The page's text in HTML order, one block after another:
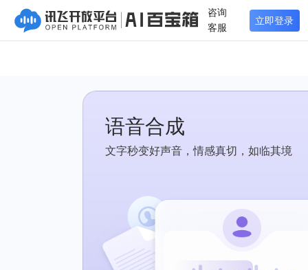
咨询
客服
立即登录
语音合成
文字秒变好声音，情感真切，如临其境